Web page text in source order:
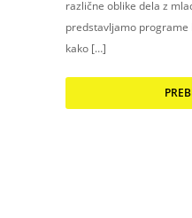
različne oblike dela z
predstavljamo
kako […]